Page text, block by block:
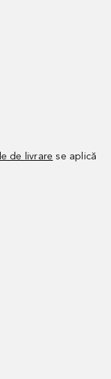
de livrare se aplică